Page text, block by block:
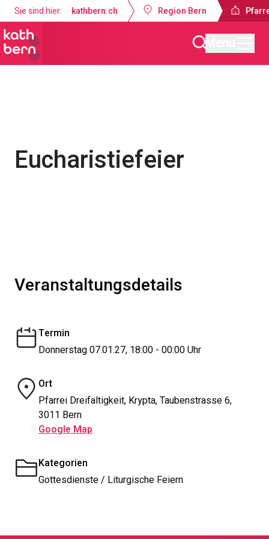
Sie sind hier: kathbern.ch Region Bern
Eucharistiefeier
Veranstaltungsdetails
Termin
Donnerstag 07.01.27, 18:00 - 00:00 Uhr
Ort
Pfarrei Dreifaltigkeit, Krypta, Taubenstrasse 6,
3011 Bern
Google Map
Kategorien
Gottesdienste / Liturgische Feiern